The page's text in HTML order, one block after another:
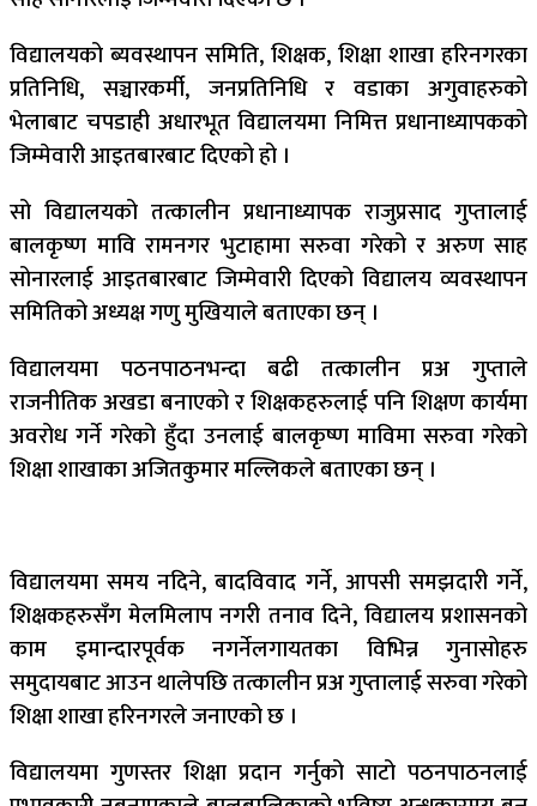
विद्यालयको ब्यवस्थापन समिति, शिक्षक, शिक्षा शाखा हरिनगरका
प्रतिनिधि, सञ्चारकर्मी, जनप्रतिनिधि र वडाका अगुवाहरुको
भेलाबाट चपडाही अधारभूत विद्यालयमा निमित्त प्रधानाध्यापकको
जिम्मेवारी आइतबारबाट दिएको हो ।
सो विद्यालयको तत्कालीन प्रधानाध्यापक राजुप्रसाद गुप्तालाई
बालकृष्ण मावि रामनगर भुटाहामा सरुवा गरेको र अरुण साह
सोनारलाई आइतबारबाट जिम्मेवारी दिएको विद्यालय व्यवस्थापन
समितिको अध्यक्ष गणु मुखियाले बताएका छन् ।
विद्यालयमा पठनपाठनभन्दा बढी तत्कालीन प्रअ गुप्ताले
राजनीतिक अखडा बनाएको र शिक्षकहरुलाई पनि शिक्षण कार्यमा
अवरोध गर्ने गरेको हुँदा उनलाई बालकृष्ण माविमा सरुवा गरेको
शिक्षा शाखाका अजितकुमार मल्लिकले बताएका छन् ।
विद्यालयमा समय नदिने, बादविवाद गर्ने, आपसी समझदारी गर्ने,
शिक्षकहरुसँग मेलमिलाप नगरी तनाव दिने, विद्यालय प्रशासनको
काम इमान्दारपूर्वक नगर्नेलगायतका विभिन्न गुनासोहरु
समुदायबाट आउन थालेपछि तत्कालीन प्रअ गुप्तालाई सरुवा गरेको
शिक्षा शाखा हरिनगरले जनाएको छ ।
विद्यालयमा गुणस्तर शिक्षा प्रदान गर्नुको साटो पठनपाठनलाई